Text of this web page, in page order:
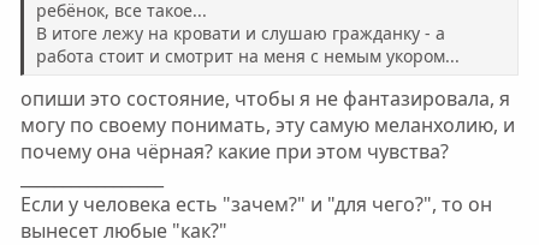
л
о
с
л
о
с
ребёнок, все такое...
В итоге лежу на кровати и слушаю гражданку - а
работа стоит и смотрит на меня с немым укором...
опиши это состояние, чтобы я не фантазировала, я
могу по своему понимать, эту самую меланхолию, и
почему она чёрная? какие при этом чувства?
Если у человека есть "зачем?" и "для чего?", то он
вынесет любые "как?"